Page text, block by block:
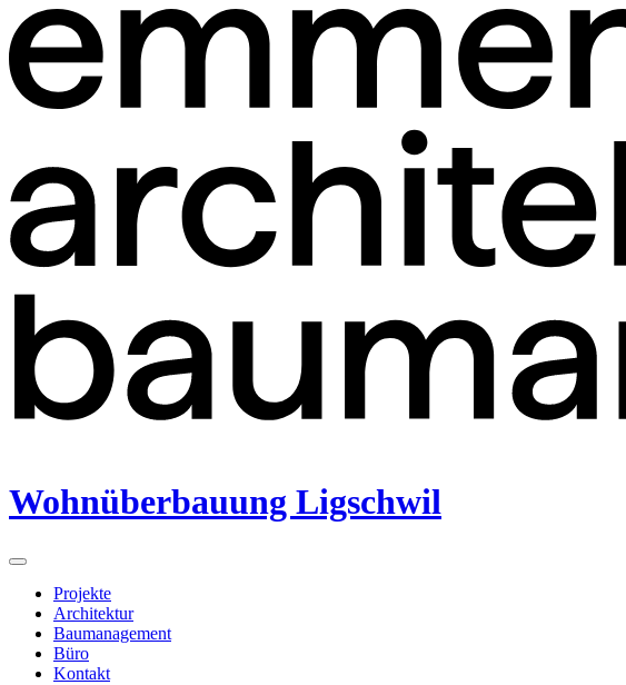
Wohnüberbauung Ligschwil
Projekte
Architektur
Baumanagement
Büro
Kontakt